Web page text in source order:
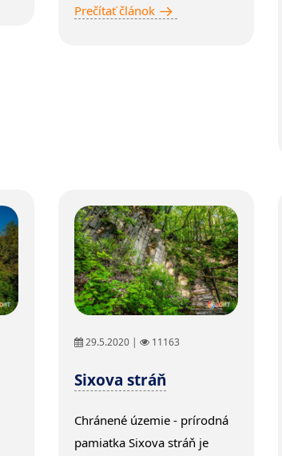
Prečítať článok
29.5.2020 | 11163
Sixova stráň
Chránené územie - prírodná
pamiatka Sixova stráň je